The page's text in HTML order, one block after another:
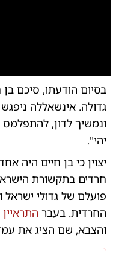
בסיום הודעתו, סיכם
גדולה. אינשאללה
ונמשיך לדון, להתפלמס
יהי".
יצוין כי בן חיים היה
חרדים בתקשורת
פועלם של גדולי
החרדית. בעבר
והצבא, שם הציג את